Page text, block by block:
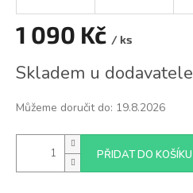
1 090 Kč / ks
cena:
Skladem u dodavatele
Můžeme doručit do: 19.8.2026
PŘIDAT DO KOŠÍKU